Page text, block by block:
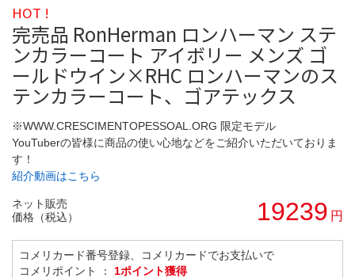
HOT !
完売品 RonHerman ロンハーマン ステ
ンカラーコート アイボリー メンズ ゴ
ールドウイン×RHC ロンハーマンのス
テンカラーコート、ゴアテックス
※WWW.CRESCIMENTOPESSOAL.ORG 限定モデル
YouTuberの皆様に商品の使い心地などをご紹介いただいておりま
す！
紹介動画はこちら
ネット販売
価格（税込）
19239 円
コメリカード番号登録、コメリカードでお支払いで
コメリポイント ： 1ポイント獲得